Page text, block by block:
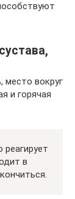
место вокруг
и горячая
в